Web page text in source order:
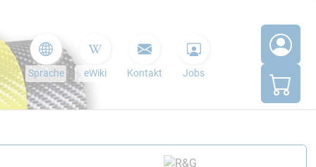
Sprache eWiki Kontakt Jobs